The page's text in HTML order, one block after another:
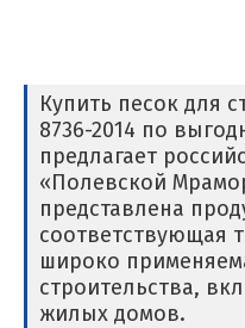
Дубна
Е
Егорьевск
Екатеринбург
Купить песок для
8736-2014 по
предлагает
«Полевской
представлена
соответствующая
широко
строительства,
жилых домов.